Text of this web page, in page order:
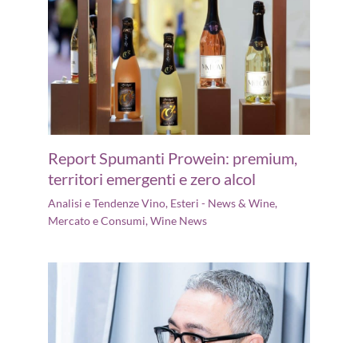
Report Spumanti Prowein: premium,
territori emergenti e zero alcol
Analisi e Tendenze Vino, Esteri - News & Wine,
Mercato e Consumi,Wine News